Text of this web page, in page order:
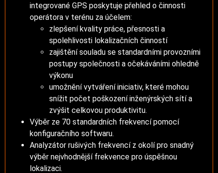
integrované GPS poskytuje přehled o činnosti
operátora v terénu za účelem:
zlepšení kvality práce, přesnosti a
spolehlivosti lokalizačních činností
zajištění souladu se standardními provozními
postupy společnosti a očekáváními ohledně
výkonu
umožnění vytváření iniciativ, které mohou
snížit počet poškození inženýrských sítí a
zvýšit celkovou produktivitu.
Výběr ze 70 standardních frekvencí pomocí
konfiguračního softwaru.
Analyzátor rušivých frekvencí z okolí pro snadný
výběr nejvhodnější frekvence pro úspěšnou
lokalizaci.